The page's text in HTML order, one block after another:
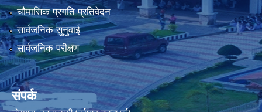
चौमासिक प्रगति प्रतिवेदन
सार्वजनिक सुनुवाई
सार्वजनिक परीक्षण
संपर्क